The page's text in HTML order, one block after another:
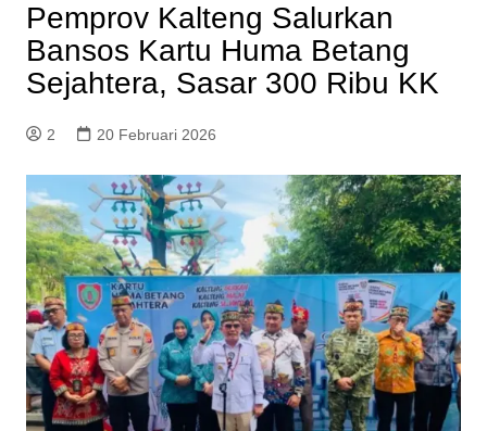
Pemprov Kalteng Salurkan
Bansos Kartu Huma Betang
Sejahtera, Sasar 300 Ribu KK
2 20 Februari 2026